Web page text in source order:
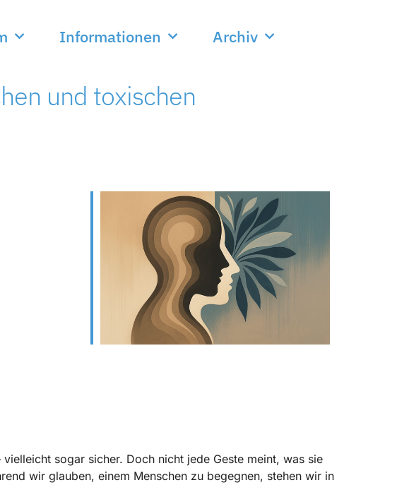
Informationen Archiv
und toxischen
sogar sicher. Doch nicht jede Geste meint, was sie
wir glauben, einem Menschen zu begegnen, stehen wir in